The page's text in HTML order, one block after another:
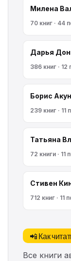
Милена
70 книг · 44
Дарья
386 книг · 12
Борис
239 книг · 11
Татьяна
72 книги · 11
Стивен
712 книг · 11
📲 Как
Все книги